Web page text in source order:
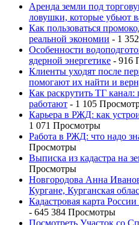
Аренда земли под
ловушки, которые убьют
Как пользоваться
реальной экономии - 1
Особенности
ядерной энергетике - 916
Клиенты уходят после
помогают их найти и
Как раскрутить ТГ
работают - 1 105
Карьера в РЖД: как
1 071 Просмотры
Работа в РЖД: что надо
Просмотры
Выписка из кадастра на
Просмотры
Новгородова Анна
Кургане, Курганская
Кадастровая карта
- 645 384 Просмотры
Посмотреть Участок со